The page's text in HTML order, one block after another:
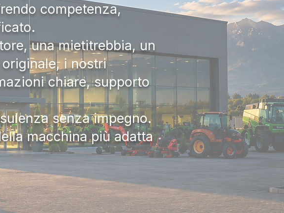
competenza,
una mietitrebbia, un
i nostri
chiare, supporto
senza impegno.
macchina più adatta